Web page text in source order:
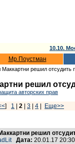
10.10.
Мр.Поустман
Маккартни решил отсудить
решил
авторских прав
] 1 2 3 4
Еще>>
решил
Дата: 20.01.17